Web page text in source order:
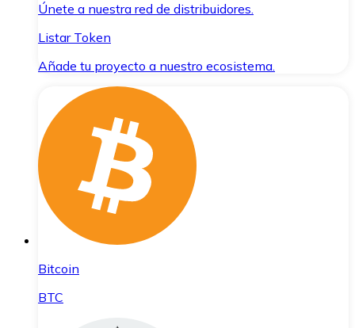
Únete a nuestra red de distribuidores.
Listar Token
Añade tu proyecto a nuestro ecosistema.
Bitcoin
BTC